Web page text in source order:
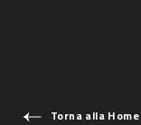
Torna alla Home